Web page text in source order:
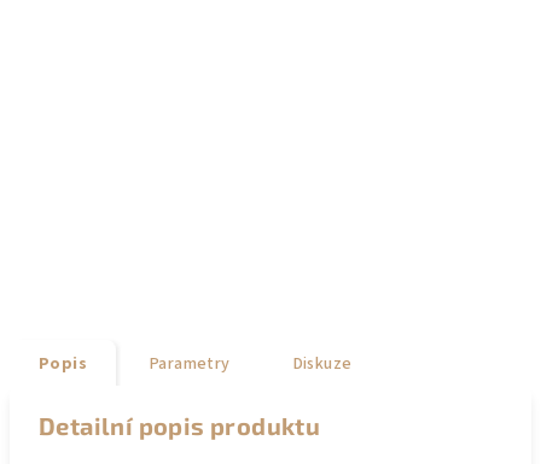
Popis Parametry Diskuze
Detailní popis produktu